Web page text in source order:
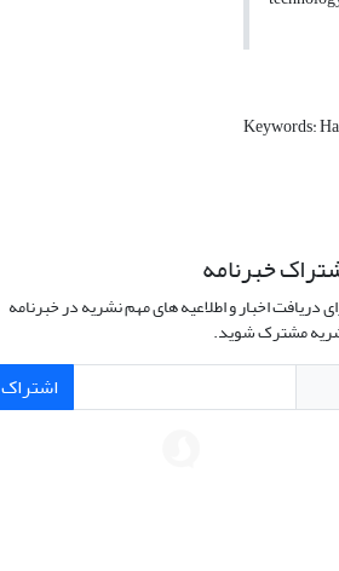
Keywords:
خبرنامه
دریافت اخبار و اطلاعیه های مهم نشریه در خبرنامه
مشترک شوید.
اشتراک